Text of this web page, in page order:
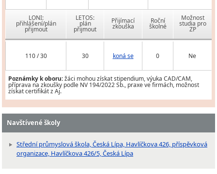
LONI:
přihlášení/plán
přijmout
LETOS:
plán
přijmout
Přijímací
zkouška
Roční
školné
Možnost
studia pro
ZP
110 / 30 30 koná se 0 Ne
Poznámky k oboru:žáci mohou získat stipendium, výuka CAD/CAM,
příprava na zkoušky podle NV 194/2022 Sb., praxe ve firmách, možnost
získat certifikát z Aj.
Navštívené školy
Střední průmyslová škola, Česká Lípa, Havlíčkova 426, příspěvková
organizace, Havlíčkova 426/5, Česká Lípa